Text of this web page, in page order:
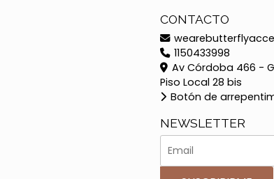
CONTACTO
1150433998
Av Córdoba 466 -
Piso Local 28 bis
Botón de
NEWSLETTER